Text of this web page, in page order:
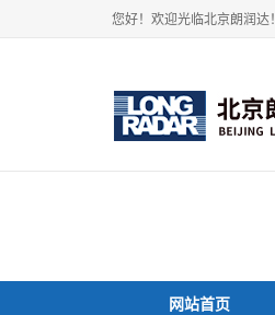
您好！欢迎光临北京朗润达！
网站首页